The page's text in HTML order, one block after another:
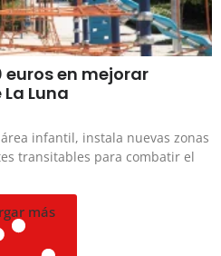
euros en mejorar
Luna
infantil, instala nuevas zonas
transitables para combatir el
más